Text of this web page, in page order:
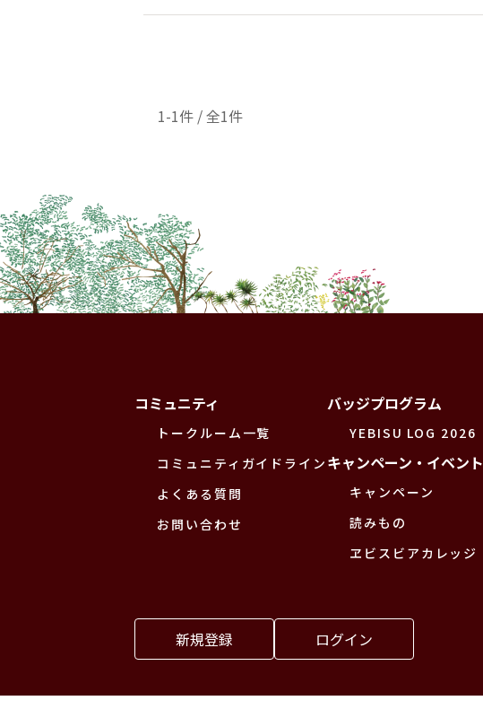
1-1件 / 全1件
コミュニティ
トークルーム一覧
コミュニティガイドライン
よくある質問
お問い合わせ
バッジプログラム
YEBISU LOG 2026
キャンペーン・イベント
キャンペーン
読みもの
ヱビスビアカレッジ
新規登録 ログイン